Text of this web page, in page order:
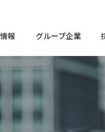
告（社会）
報
沿革
グループ企業
IR•メディアに関する
告
ース
（社会）
（ガバナンス）
沿革
IR•メディアに関する